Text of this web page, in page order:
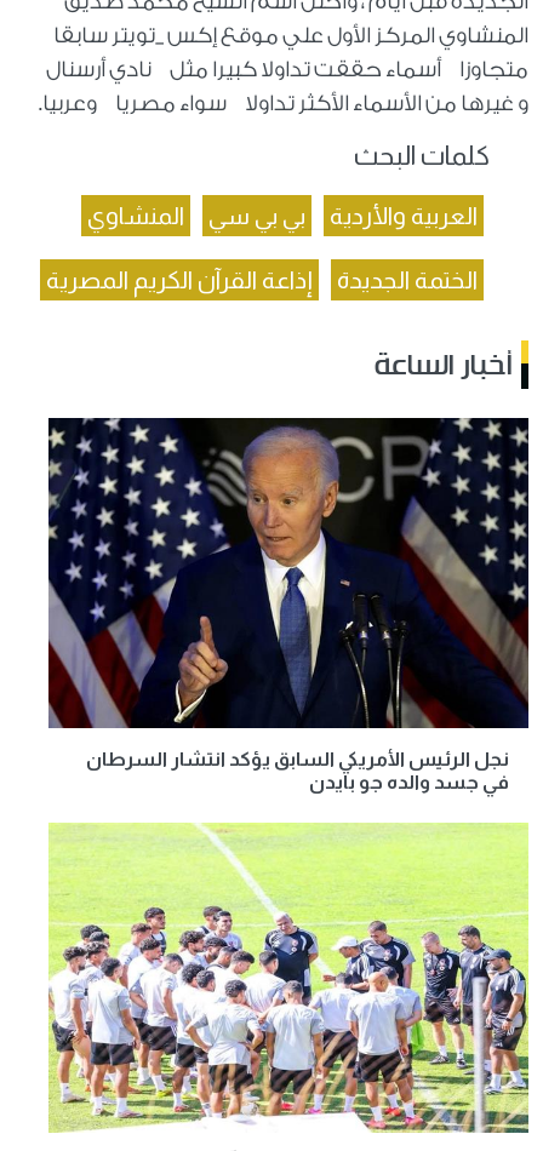
المنشاوي المركز الأول علي موقع إكس _تويتر سابقا
متجاوزا أسماء حققت تداولا كبيرا مثل نادي أرسنال
و غيرها من الأسماء الأكثر تداولا سواء مصريا وعربيا.
كلمات البحث
العربية والأردية بي بي سي المنشاوي
الختمة الجديدة إذاعة القرآن الكريم المصرية
أخبار الساعة
نجل الرئيس الأمريكي السابق يؤكد انتشار السرطان
في جسد والده جو بايدن